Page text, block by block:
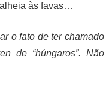
às favas…
o fato de ter chamado
de “húngaros”. Não